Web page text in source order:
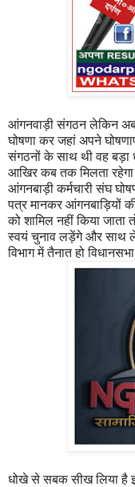
आंगनवाड़ी संगठन लेकिन अब
घोषणा कर जहां अपने
संगठनों के साथ थी वह बड़ा
आखिर कब तक मिलता रहेगा
आंगनबाड़ी कर्मचारी संघ
पत्र मानकर आंगनबाड़ियों
को शामिल नहीं किया
स्वयं चुनाव लड़ेंगे और साथ
विभाग में तैनात हो
धोखे से सबक सीख लिया है